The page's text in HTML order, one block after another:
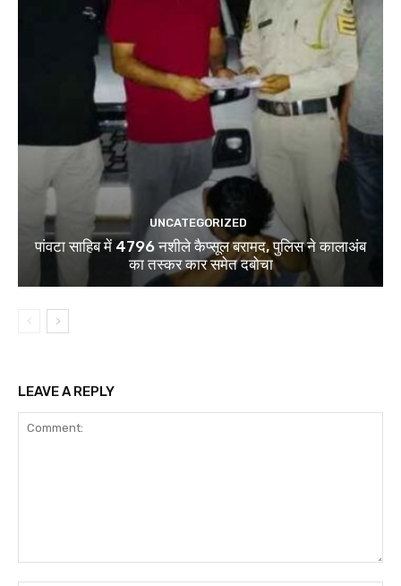
UNCATEGORIZED
पांवटा साहिब में 4796 नशीले कैप्सूल बरामद, पुलिस ने कालाअंब
का तस्कर कार समेत दबोचा
LEAVE A REPLY